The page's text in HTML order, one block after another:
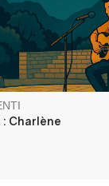
et bonne humeur.
Charlène